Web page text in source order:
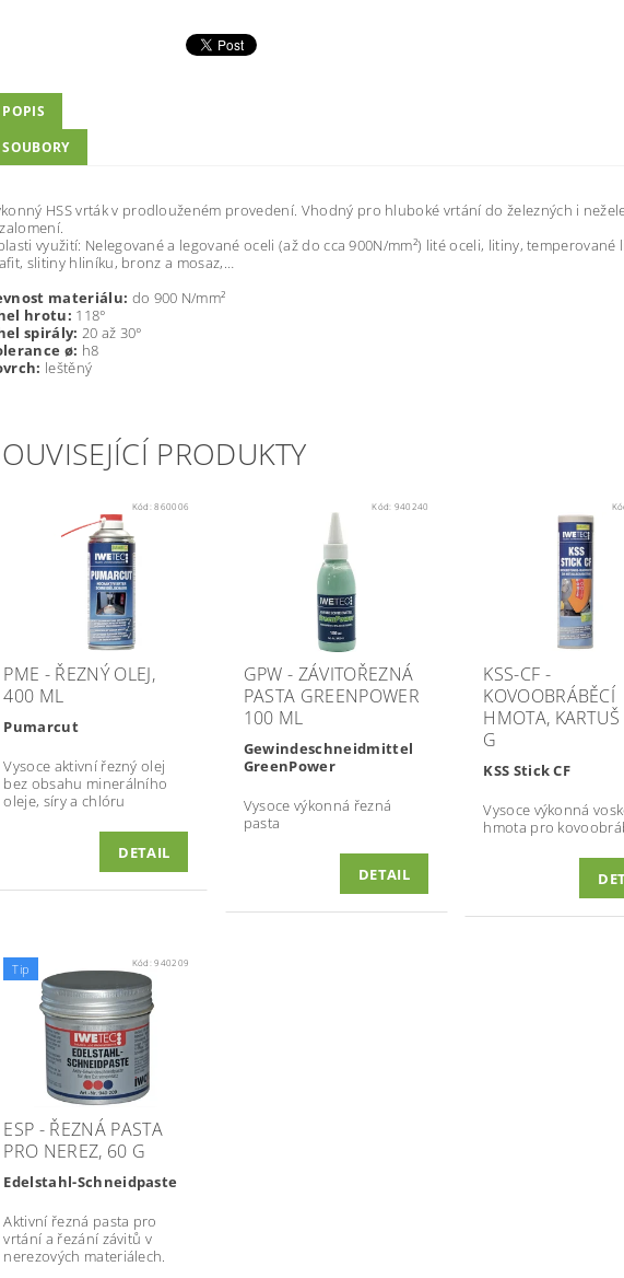
POPIS
SOUBORY
onný HSSvrták v prodlouženém provedení. Vhodný pro hluboké vrtání do železných i
zalomení.
asti využití: Nelegované a legované oceli (aždocca 900N/mm²) lité oceli, litiny, temperované li
t, slitiny hliníku, bronz a mosaz,…
vnost materiálu: do 900 N/mm²
l hrotu: 1 18°
spirály: 20 až 30°
ø: h8
vrch: leštěný
PRODUKTY
Kód:860006
PME - ŘEZNÝ OLEJ,
400 ML
Pumarcut
Vysoce aktivní řezný olej
bez obsahu minerálního
oleje, síry a chlóru
DETAIL
Kód: 940240
GPW - ZÁVITOŘEZNÁ
PASTA GREENPOWER
100 ML
Gewindeschneidmittel
GreenPower
Vysoce výkonná řezná
pasta
DETAIL
KSS-CF -
KOVOOBRÁBĚCÍ
HMOTA,
G
KSS Stick CF
Vysoce výkonná
hmota pro
Tip Kód:940209
ESP - ŘEZNÁ PASTA
PRO NEREZ, 60 G
Edelstahl-Schneidpaste
Aktivní řezná pasta pro
vrtání a řezání závitů v
nerezových materiálech.